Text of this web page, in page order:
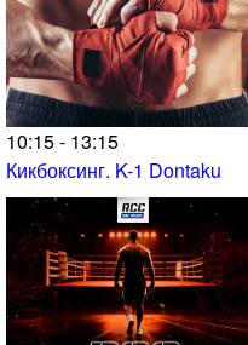
10:15 - 13:15
Кикбоксинг. K-1 Dontaku